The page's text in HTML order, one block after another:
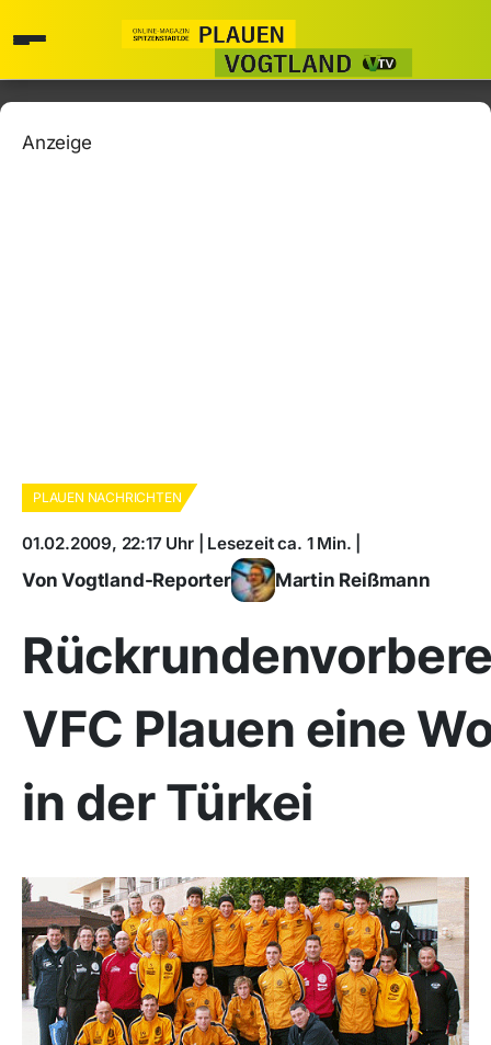
Anzeige
PLAUEN NACHRICHTEN
01.02.2009, 22:17 Uhr | Lesezeit ca. 1 Min. |
Von Vogtland-Reporter Martin Reißmann
VFC Plauen eine
in der Türkei